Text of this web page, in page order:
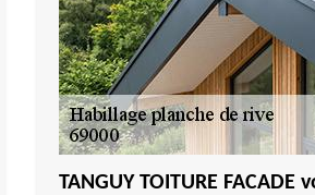
TANGUY TOITURE